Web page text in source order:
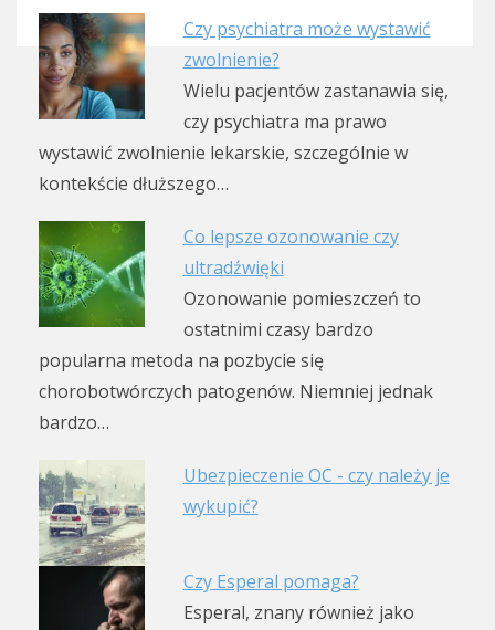
Czy psychiatra może wystawić
zwolnienie?
Wielu pacjentów zastanawia się,
czy psychiatra ma prawo
wystawić zwolnienie lekarskie, szczególnie w
kontekście dłuższego…
Co lepsze ozonowanie czy
ultradźwięki
Ozonowanie pomieszczeń to
ostatnimi czasy bardzo
popularna metoda na pozbycie się
chorobotwórczych patogenów. Niemniej jednak
bardzo…
Ubezpieczenie OC - czy należy je
wykupić?
Czy Esperal pomaga?
Esperal, znany również jako